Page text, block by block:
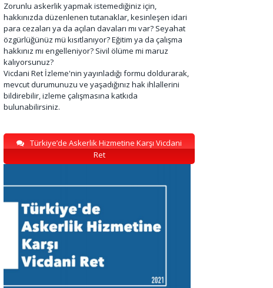
Zorunlu askerlik yapmak istemediğiniz için,
hakkınızda düzenlenen tutanaklar, kesinleşen idari
para cezaları ya da açılan davaları mı var? Seyahat
özgürlüğünüz mü kısıtlanıyor? Eğitim ya da çalışma
hakkınız mı engelleniyor? Sivil ölüme mi maruz
kalıyorsunuz?
Vicdani Ret İzleme'nin yayınladığı formu doldurarak,
mevcut durumunuzu ve yaşadığınız hak ihlallerini
bildirebilir, izleme çalışmasına katkıda
bulunabilirsiniz.
Türkiye’de Askerlik Hizmetine Karşı Vicdani
Ret